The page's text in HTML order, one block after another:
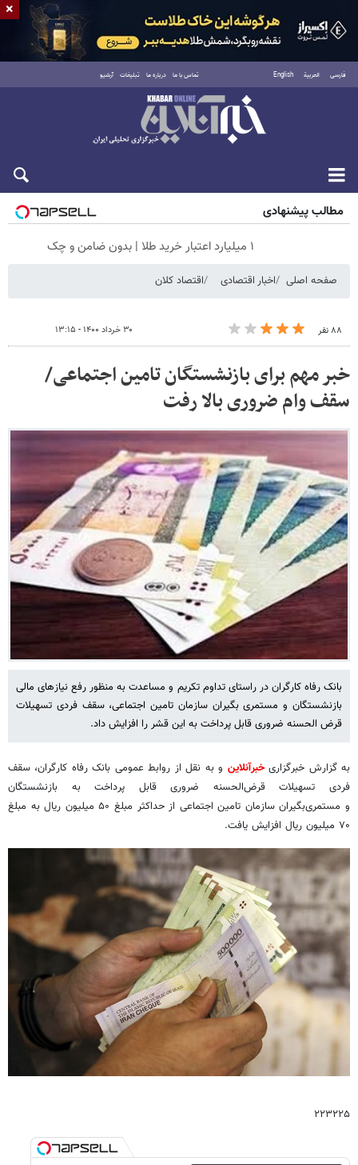
فارسی العربية English تماس با ما درباره ما تبلیغات آرشیو
شنبه ۱۷ مرداد ۱۴۰۵
مطالب پیشنهادی
۱ میلیارد اعتبار خرید طلا | بدون ضامن و چک
صفحه اصلی اخبار اقتصادی اقتصاد کلان
۸۸ نفر ۳۰ خرداد ۱۴۰۰ - ۱۳:۱۵
خبر مهم برای بازنشستگان تامین اجتماعی/
سقف وام ضروری بالا رفت
بانک رفاه کارگران در راستای تداوم تکریم و مساعدت به منظور رفع نیازهای مالی
بازنشستگان و مستمری بگیران سازمان تامین اجتماعی، سقف فردی تسهیلات
قرض الحسنه ضروری قابل پرداخت به این قشر را افزایش داد.
به گزارش خبرگزاریخبرآنلاین و به نقل از روابط عمومی بانک رفاه کارگران، سقف
فردی تسهیلات قرض‌الحسنه ضروری قابل پرداخت به بازنشستگان
و مستمری‌بگیران سازمان تامین اجتماعی از حداکثر مبلغ ۵۰ میلیون ریال به مبلغ
۷۰ میلیون ریال افزایش یافت.
۲۲۳۲۲۵
×